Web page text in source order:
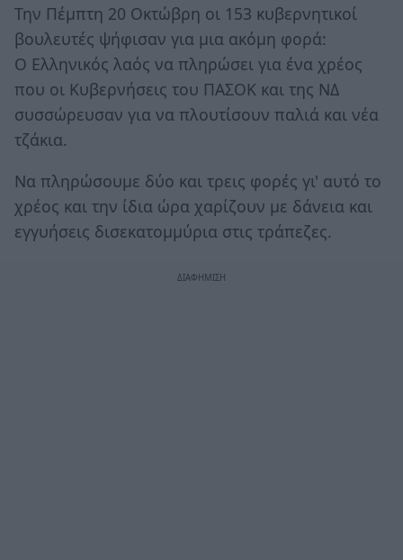
Την Πέμπτη 20 Οκτώβρη οι 153 κυβερνητικοί
βουλευτές ψήφισαν για μια ακόμη φορά:
Ο Ελληνικός λαός να πληρώσει για ένα χρέος
που οι Κυβερνήσεις του ΠΑΣΟΚ και της ΝΔ
συσσώρευσαν για να πλουτίσουν παλιά και νέα
τζάκια.
Να πληρώσουμε δύο και τρεις φορές γι' αυτό το
χρέος και την ίδια ώρα χαρίζουν με δάνεια και
εγγυήσεις δισεκατομμύρια στις τράπεζες.